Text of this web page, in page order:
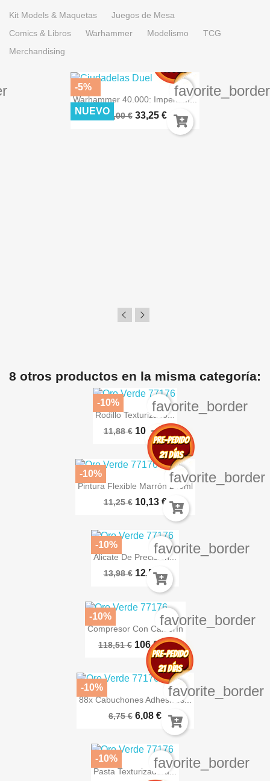
Kit Models & Maquetas
Juegos de Mesa
Comics & Libros
Warhammer Modelismo
TCG
Merchandising
Warhammer 40.000: Imperium...
35,00 € 33,25 €
-5%
NUEVO
favorite_border
8 otros productos en la misma categoría:
Rodillo Texturizado...
11,88 € 10,69 €
-10% favorite_border
Pintura Flexible Marrón 240ml
11,25 € 10,13 €
-10% favorite_border
Alicate De Precision...
13,98 € 12,58 €
-10% favorite_border
Compresor Con Calderín
118,51 € 106,66 €
-10% favorite_border
88x Cabuchones Adhesivos...
6,75 € 6,08 €
-10% favorite_border
Pasta Texturizadora...
-10% favorite_border